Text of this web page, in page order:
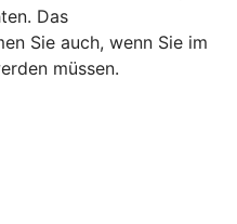
Das
Sie auch, wenn Sie im
müssen.